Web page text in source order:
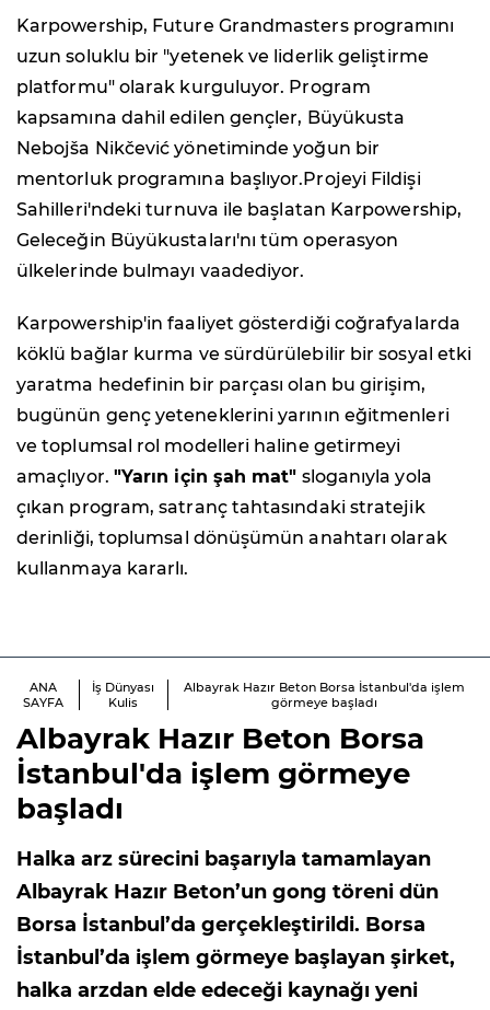
Karpowership, Future Grandmasters programını
uzun soluklu bir "yetenek ve liderlik geliştirme
platformu" olarak kurguluyor. Program
kapsamına dahil edilen gençler, Büyükusta
Nebojša Nikčević yönetiminde yoğun bir
mentorluk programına başlıyor.Projeyi Fildişi
Sahilleri'ndeki turnuva ile başlatan Karpowership,
Geleceğin Büyükustaları'nı tüm operasyon
ülkelerinde bulmayı vaadediyor.
Karpowership'in faaliyet gösterdiği coğrafyalarda
köklü bağlar kurma ve sürdürülebilir bir sosyal etki
yaratma hedefinin bir parçası olan bu girişim,
bugünün genç yeteneklerini yarının eğitmenleri
ve toplumsal rol modelleri haline getirmeyi
amaçlıyor. "Yarın için şah mat" sloganıyla yola
çıkan program, satranç tahtasındaki stratejik
derinliği, toplumsal dönüşümün anahtarı olarak
kullanmaya kararlı.
ANA
SAYFA
İş Dünyası
Kulis
Albayrak Hazır Beton Borsa İstanbul'da işlem
görmeye başladı
Albayrak Hazır Beton Borsa
İstanbul'da işlem görmeye
başladı
Halka arz sürecini başarıyla tamamlayan
Albayrak Hazır Beton’un gong töreni dün
Borsa İstanbul’da gerçekleştirildi. Borsa
İstanbul’da işlem görmeye başlayan şirket,
halka arzdan elde edeceği kaynağı yeni